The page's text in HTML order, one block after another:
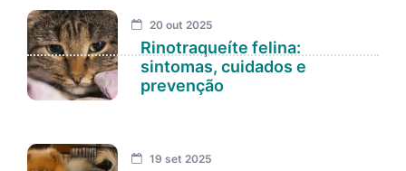
20 out 2025
Rinotraqueíte felina:
sintomas, cuidados e
prevenção
19 set 2025